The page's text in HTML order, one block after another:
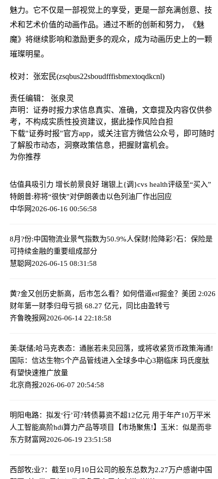
魅力。它不仅是一部视觉上的享受，更是一部充满创意、技
术和艺术价值的动画作品。通过不断的创新和努力，《魅
魔》将继续影响和激励更多的观众，成为动画历史上的一颗
璀璨明星。
校对：张宏民(zsqbus22sboudfffisbmextoqdkcnl)
责任编辑： 张泉灵
声明：证券时报力求信息真实、准确，文章提及内容仅供参
考，不构成实质性投资建议，据此操作风险自担
下载"证券时报"官方app，或关注官方微信公众号，即可随时
了解股市动态，洞察政策信息，把握财富机会。
为你推荐
估值具吸引力 增长前景良好 瑞银上{调}cvs health评级至“买入”
特朗普:称将“很快”对伊朗袭击以色列油厂作出回应
中华网2026-06-16 00:56:58
8月?份:中国物流业景气指数为50.9%人保财!险降彩?石：保险是
可持续金融的重要组成部分
慧聪网2026-06-15 08:31:58
黄?金又创历史新高，后市怎么看？如何借道etf掘金？ 美团 2:026
财年第一财季归母亏损 68.27 亿元，同比由盈转亏
齐鲁晚报网2026-06-14 22:18:58
美:联储;哈马克表态：通胀若未见回落，或将收紧货币政策海通!
国际：信达生物5个产品管线进入全球多中心3期临床 玛氏度肽
有望快速推广放量
北京商报2026-06-07 20:54:58
明阳电路：拟发‘行’可?转债募资不超12亿元 用于年产10万平米
人工智能高阶hdi算力产品等项目
【市场聚焦!】玉米：似是而非
东方财富网2026-06-19 23:51:58
西部牧;业?：截至10月10日公司的股东总数为2.27万户感谢中国